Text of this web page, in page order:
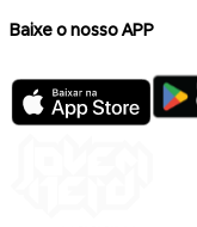
Baixe o nosso APP